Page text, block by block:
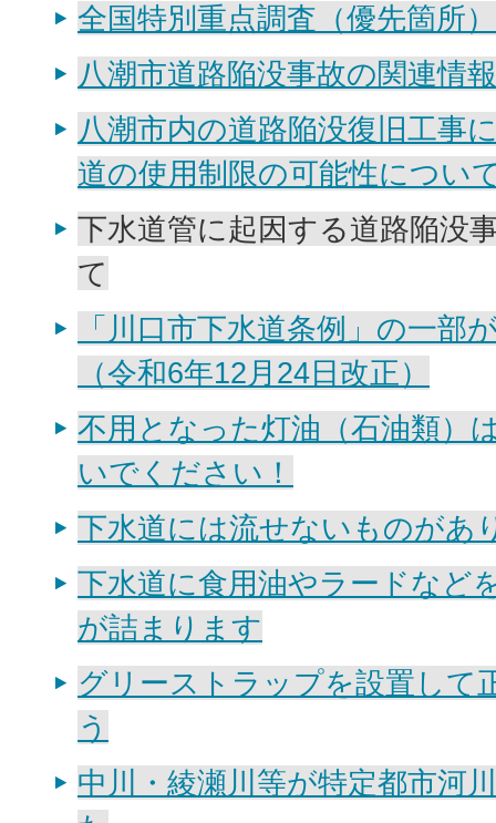
全国特別重点調査（優先箇所
八潮市道路陥没事故の関連情
八潮市内の道路陥没復旧工事
道の使用制限の可能性につい
下水道管に起因する道路陥没
て
「川口市下水道条例」の一部
（令和6年12月24日改正）
不用となった灯油（石油類）
いでください！
下水道には流せないものがあ
下水道に食用油やラードなど
が詰まります
グリーストラップを設置して
う
中川・綾瀬川等が特定都市河